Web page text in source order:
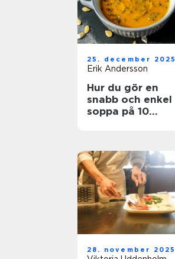
25. december 2025
Erik Andersson
Hur du gör en
snabb och enkel
soppa på 10
28. november 2025